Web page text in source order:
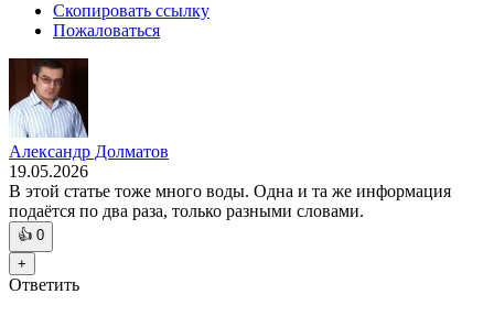
Скопировать ссылку
Пожаловаться
Александр Долматов
19.05.2026
В этой статье тоже много воды. Одна и та же информация
подаётся по два раза, только разными словами.
👍 0
+
Ответить